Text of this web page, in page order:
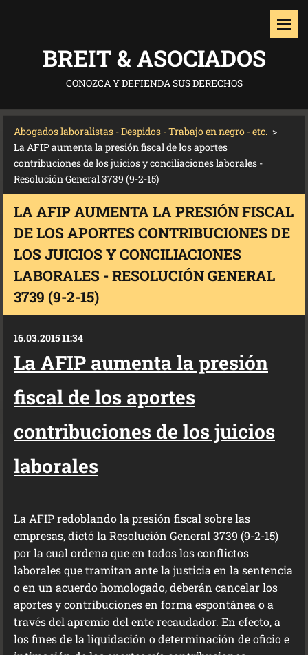
BREIT & ASOCIADOS
CONOZCA Y DEFIENDA SUS DERECHOS
Abogados laboralistas - Despidos - Trabajo en negro - etc. >
La AFIP aumenta la presión fiscal de los aportes
contribuciones de los juicios y conciliaciones laborales -
Resolución General 3739 (9-2-15)
LA AFIP AUMENTA LA PRESIÓN FISCAL
DE LOS APORTES CONTRIBUCIONES DE
LOS JUICIOS Y CONCILIACIONES
LABORALES - RESOLUCIÓN GENERAL
3739 (9-2-15)
16.03.2015 11:34
La AFIP aumenta la presión
fiscal de los aportes
contribuciones de los juicios
laborales
La AFIP redoblando la presión fiscal sobre las
empresas, dictó la Resolución General 3739 (9-2-15)
por la cual ordena que en todos los conflictos
laborales que tramitan ante la justicia en la sentencia
o en un acuerdo homologado, deberán cancelar los
aportes y contribuciones en forma espontánea o a
través del apremio del ente recaudador. En efecto, a
los fines de la liquidación o determinación de oficio e